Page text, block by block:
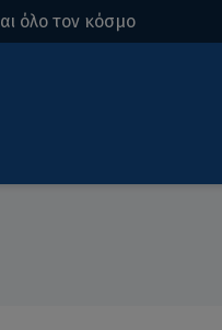
όλο τον κόσμο